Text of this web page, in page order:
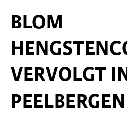
BLOM
VERVOLGT
PEELBERGEN